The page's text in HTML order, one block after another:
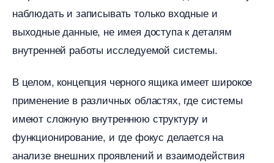
наблюдать и записывать только входные и
ыходные данные, не имея доступа к деталям
нутренней работы исследуемой системы.​
целом, концепция черного ящика имеет широкое
применение в различных областях, где системы
имеют сложную внутреннюю структуру и
функционирование, и где фокус делается на
анализе внешних проявлений и взаимодействия